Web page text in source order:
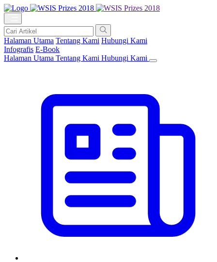
Halaman Utama Tentang Kami Hubungi Kami
Infografis E-Book
Halaman Utama Tentang Kami Hubungi Kami